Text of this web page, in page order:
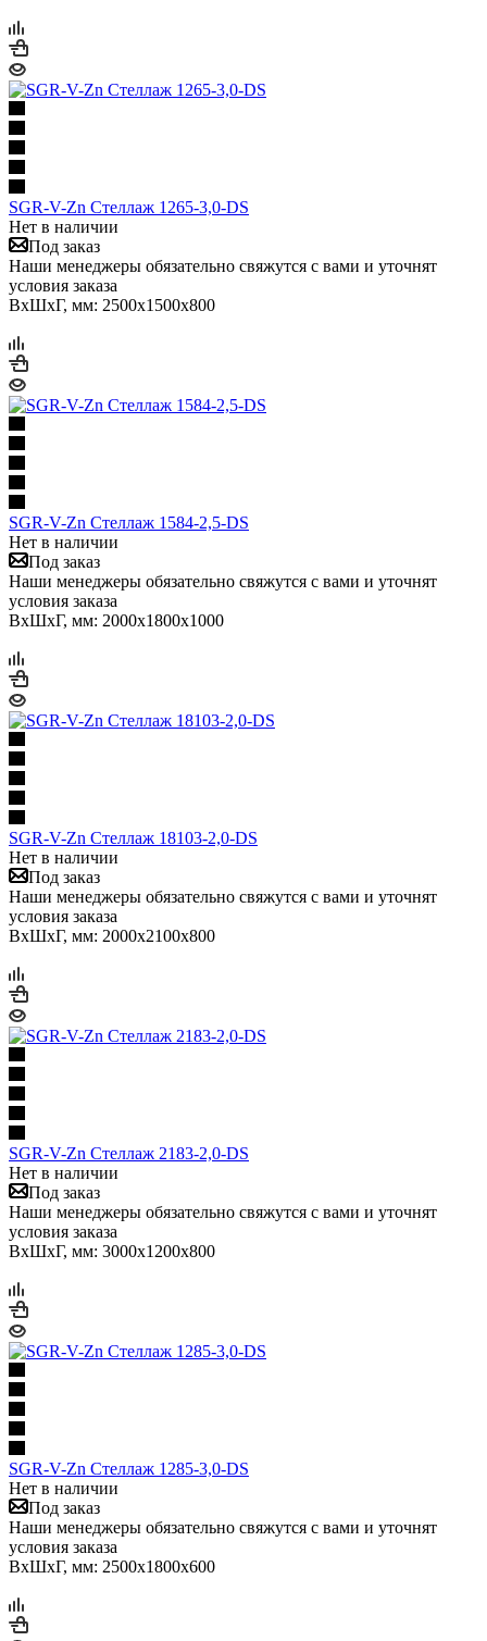
SGR-V-Zn Стеллаж 1265-3,0-DS
Нет в наличии
Под заказ
Наши менеджеры обязательно свяжутся с вами и уточнят
условия заказа
ВхШхГ, мм: 2500x1500x800
SGR-V-Zn Стеллаж 1584-2,5-DS
Нет в наличии
Под заказ
Наши менеджеры обязательно свяжутся с вами и уточнят
условия заказа
ВхШхГ, мм: 2000x1800x1000
SGR-V-Zn Стеллаж 18103-2,0-DS
Нет в наличии
Под заказ
Наши менеджеры обязательно свяжутся с вами и уточнят
условия заказа
ВхШхГ, мм: 2000x2100x800
SGR-V-Zn Стеллаж 2183-2,0-DS
Нет в наличии
Под заказ
Наши менеджеры обязательно свяжутся с вами и уточнят
условия заказа
ВхШхГ, мм: 3000x1200x800
SGR-V-Zn Стеллаж 1285-3,0-DS
Нет в наличии
Под заказ
Наши менеджеры обязательно свяжутся с вами и уточнят
условия заказа
ВхШхГ, мм: 2500x1800x600